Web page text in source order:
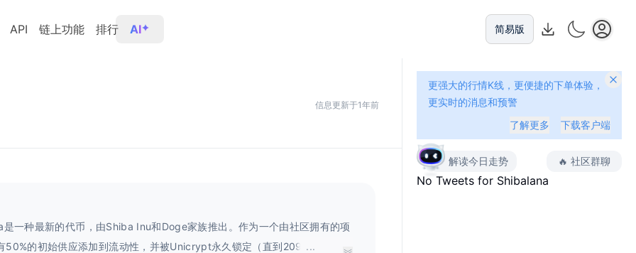
API 链上功能 排行 AI 简易版
信息更新于1年前
一种最新的代币，由Shiba Inu和Doge家族推出。作为一个由社区拥有的项
50%的初始供应添加到流动性，并被Unicrypt永久锁定（直到2099年）。这
...
更强大的行情K线，更便捷的下单体验，
更实时的消息和预警
了解更多
下载客户端
解读今日走势 🔥 社区群聊
No Tweets for Shibalana